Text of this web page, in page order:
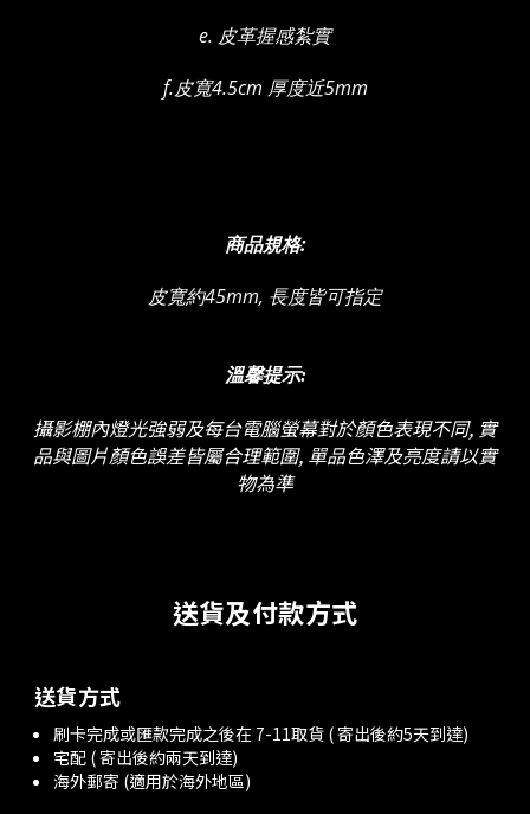
e. 皮革握感紮實
f.皮寬4.5cm 厚度近5mm
商品規格:
皮寬約45mm, 長度皆可指定
溫馨提示:
攝影棚內燈光強弱及每台電腦螢幕對於顏色表現不同, 實
品與圖片顏色誤差皆屬合理範圍, 單品色澤及亮度請以實
物為準
送貨及付款方式
送貨方式
刷卡完成或匯款完成之後在 7-11取貨 ( 寄出後約5天到達)
宅配 ( 寄出後約兩天到達)
海外郵寄 (適用於海外地區)